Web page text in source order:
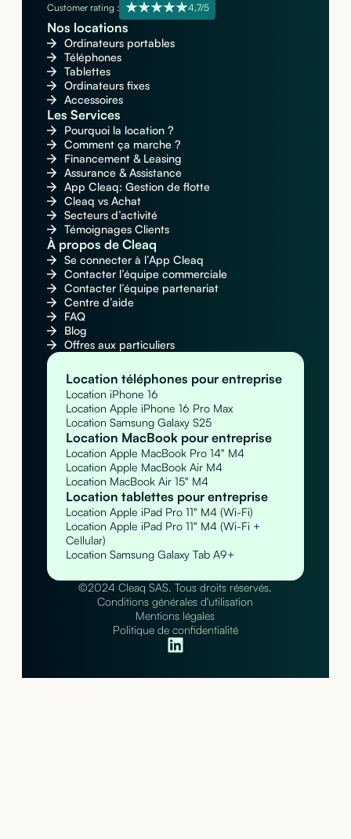
Customer rating : 4,7/5
Nos locations
Ordinateurs portables
Téléphones
Tablettes
Ordinateurs fixes
Accessoires
Les Services
Pourquoi la location ?
Comment ça marche ?
Financement & Leasing
Assurance & Assistance
App Cleaq: Gestion de flotte
Cleaq vs Achat
Secteurs d’activité
Témoignages Clients
À propos de Cleaq
Se connecter à l’App Cleaq
Contacter l’équipe commerciale
Contacter l’équipe partenariat
Centre d’aide
FAQ
Blog
Offres aux particuliers
Location téléphones pour entreprise
Location iPhone 16
Location Apple iPhone 16 Pro Max
Location Samsung Galaxy S25
Location MacBook pour entreprise
Location Apple MacBook Pro 14" M4
Location Apple MacBook Air M4
Location MacBook Air 15" M4
Location tablettes pour entreprise
Location Apple iPad Pro 11" M4 (Wi-Fi)
Location Apple iPad Pro 11" M4 (Wi-Fi +
Cellular)
Location Samsung Galaxy Tab A9+
©2024 Cleaq SAS. Tous droits réservés.
Conditions générales d'utilisation
Mentions légales
Politique de confidentialité